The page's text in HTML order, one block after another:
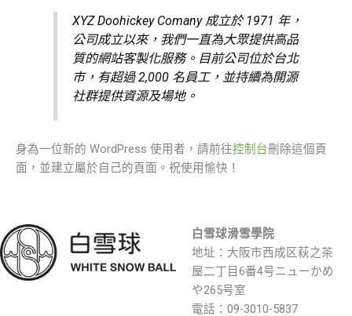
XYZ Doohickey Comany 成立於 1971 年，
公司成立以來，我們一直為大眾提供高品
質的網站客製化服務。目前公司位於台北
市，有超過 2,000 名員工，並持續為開源
社群提供資源及場地。
身為一位新的 WordPress 使用者，請前往控制台刪除這個頁
面，並建立屬於自己的頁面。祝使用愉快！
白雪球滑雪學院
地址：大阪市西成区萩之茶
屋二丁目6番4号ニューかめ
や265号室
電話：09-3010-5837